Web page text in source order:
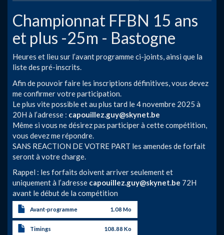
Championnat FFBN 15 ans
et plus -25m - Bastogne
Heures et lieu sur l’avant programme ci-joints, ainsi que la
liste des pré-inscrits.
Afin de pouvoir faire les inscriptions définitives, vous devez
me confirmer votre participation.
Le plus vite possible et au plus tard le 4 novembre 2025 à
20H à l’adresse : capouillez.guy@skynet.be
Même si vous ne désirez pas participer à cette compétition,
vous devez me répondre.
SANS REACTION DE VOTRE PART les amendes de forfait
seront à votre charge.
Rappel : les forfaits doivent arriver seulement et
uniquement à l’adresse capouillez.guy@skynet.be 72H
avant le début de la compétition
Avant-programme 1.08 Mo
Timings 108.88 Ko